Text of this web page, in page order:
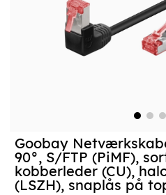
Goobay
90°, S/FTP (PiMF),
kobberleder (CU),
(LSZH), snaplås på